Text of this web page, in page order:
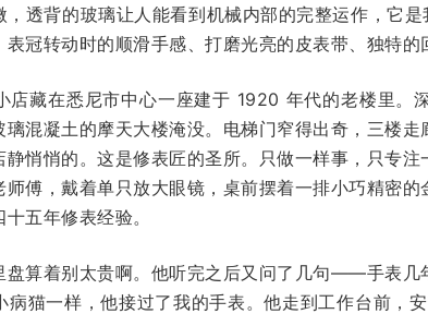
透背的玻璃让人能看到机械内部的完整运作，它是
冠转动时的顺滑手感、打磨光亮的皮表带、独特的
店藏在悉尼市中心一座建于 1920 年代的老楼里。
混凝土的摩天大楼淹没。电梯门窄得出奇，三楼
悄悄的。这是修表匠的圣所。只做一样事，只专
傅，戴着单只放大眼镜，桌前摆着一排小巧精密
五年修表经验。
算着别太贵啊。他听完之后又问了几句——手表几
猫一样，他接过了我的手表。他走到工作台前，